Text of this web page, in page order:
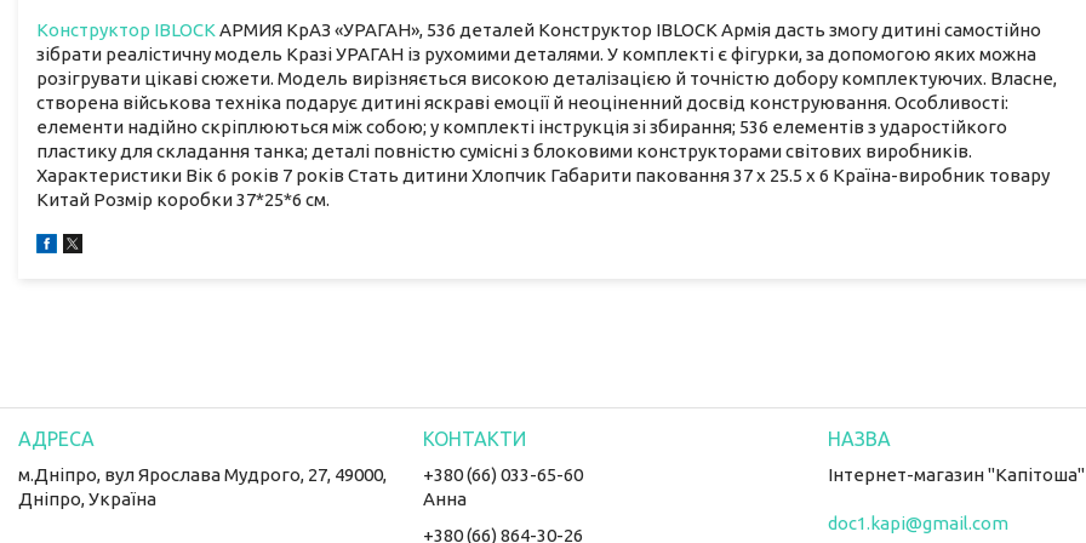
Конструктор IBLOCK АРМИЯ КрАЗ «УРАГАН», 536 деталей Конструктор IBLOCK Армія дасть змогу дитині самостійно
зібрати реалістичну модель Кразі УРАГАН із рухомими деталями. У комплекті є фігурки, за допомогою яких можна
розігрувати цікаві сюжети. Модель вирізняється високою деталізацією й точністю добору комплектуючих. Власне,
створена військова техніка подарує дитині яскраві емоції й неоціненний досвід конструювання. Особливості:
елементи надійно скріплюються між собою; у комплекті інструкція зі збирання; 536 елементів з ударостійкого
пластику для складання танка; деталі повністю сумісні з блоковими конструкторами світових виробників.
Характеристики Вік 6 років 7 років Стать дитини Хлопчик Габарити паковання 37 х 25.5 х 6 Країна-виробник товару
Китай Розмір коробки 37*25*6 см.
м.Дніпро, вул Ярослава Мудрого, 27, 49000,
Дніпро, Україна
+380 (66) 033-65-60
Анна
+380 (66) 864-30-26
Інтернет-магазин "Капітоша"
doc1.kapi@gmail.com